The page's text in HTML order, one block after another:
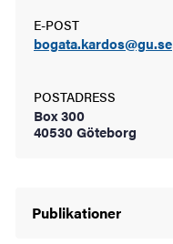
och innovation
oss
värderingar
E-POST
bogata.kardos@gu.se
POSTADRESS
Box 300
40530 Göteborg
Publikationer